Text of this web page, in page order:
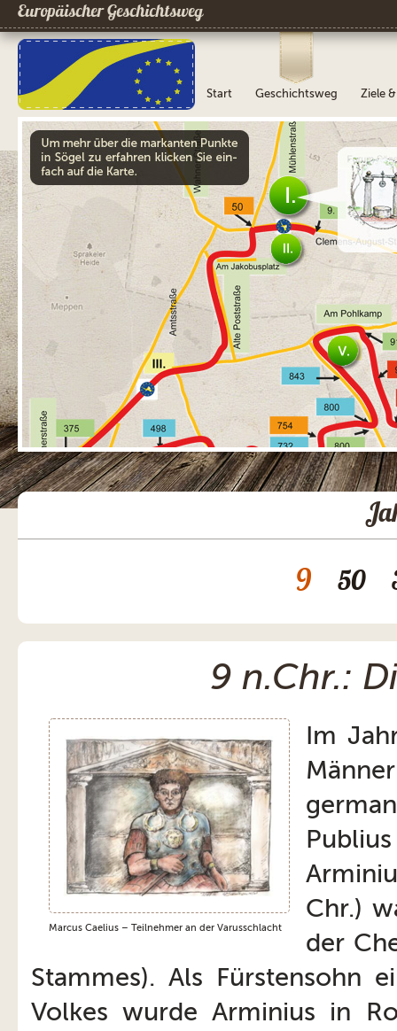
Europäischer Geschichtsweg
Start Geschichtsweg Ziele
9 50
9 n.Chr.:
Marcus Caelius – Teilnehmer an der Varusschlacht
Im
Chr.)
der
Stammes). Als Fürstensohn
Volkes wurde Arminius in